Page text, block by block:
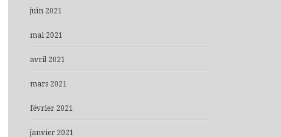
juin 2021
mai 2021
avril 2021
mars 2021
février 2021
janvier 2021